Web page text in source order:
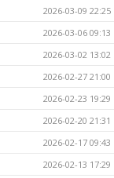
2026-03-09 22:25
2026-03-06 09:13
2026-03-02 13:02
2026-02-27 21:00
2026-02-23 19:29
2026-02-20 21:31
2026-02-17 09:43
2026-02-13 17:29